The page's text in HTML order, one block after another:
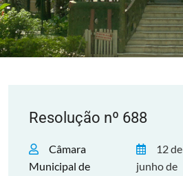
Resolução nº 688
Câmara
Municipal de
12 de
junho de